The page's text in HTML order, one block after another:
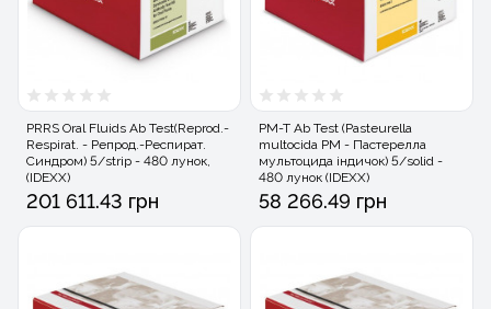
PRRS Oral Fluids Ab Test(Reprod.-
Respirat. - Репрод.-Респират.
Синдром) 5/strip - 480 лунок,
(IDEXX)
201 611.43 грн
PM-T Ab Test (Pasteurella
multocida PM - Пастерелла
мультоцида індичок) 5/solid -
480 лунок (IDEXX)
58 266.49 грн